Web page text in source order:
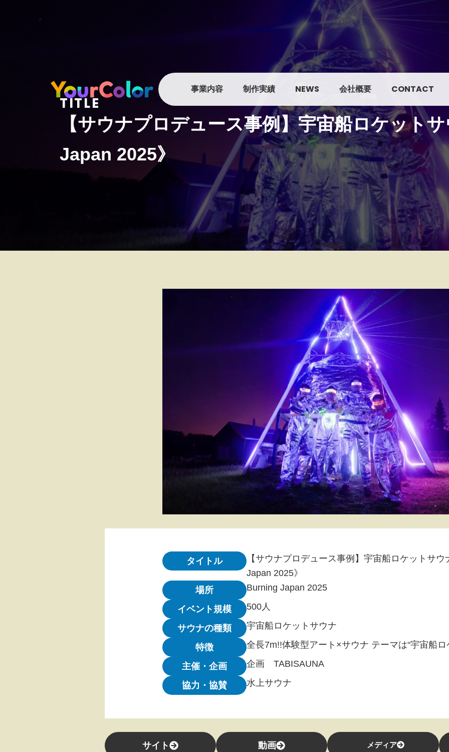
事業内容 制作実績 NEWS 会社概要 CONTACT
TITLE
【サウナプロデュース事例】宇宙船ロケット
Japan 2025》
タイトル
【サウナプロデュース事例】宇宙船ロケットサウ
Japan 2025》
場所
Burning Japan 2025
イベント規模 500人
サウナの種類 宇宙船ロケットサウナ
特徴 全長7m!!体験型アート×サウナ テーマは“宇宙船ロ
主催・企画 企画 TABISAUNA
協力・協賛 水上サウナ
サイト 動画 メディア